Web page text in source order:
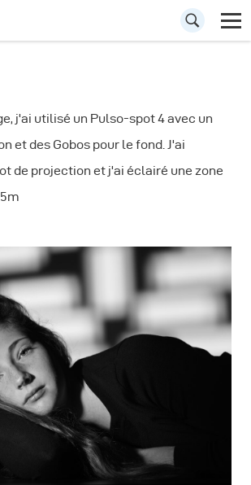
un
en noir et
j'ai utilisé un Pulso-spot 4 avec un
et des Gobos pour le fond. J'ai
de projection et j'ai éclairé une zone